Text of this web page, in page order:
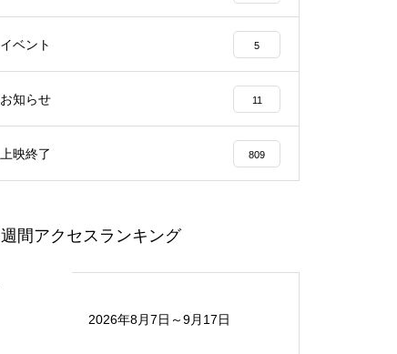
イベント 5
お知らせ 11
上映終了 809
週間アクセスランキング
2026年8月7日～9月17日